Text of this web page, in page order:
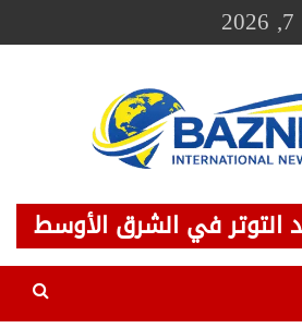
التوتر في الشرق الأوسط